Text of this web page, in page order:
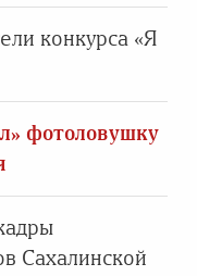
конкурса «Я
фотоловушку
Сахалинской